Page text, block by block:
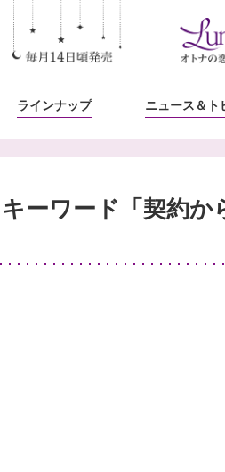
ラインナップ ニュース ＆ト
キーワード「契約か